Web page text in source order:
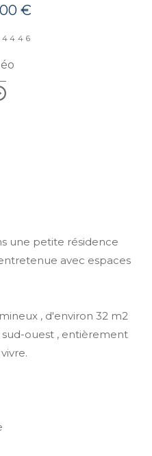
€
une petite résidence
avec espaces
, d'environ 32 m2
sud-ouest , entièrement